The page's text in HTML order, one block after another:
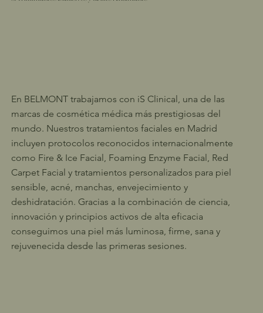
En BELMONT trabajamos con iS Clinical, una de las
marcas de cosmética médica más prestigiosas del
mundo. Nuestros tratamientos faciales en Madrid
incluyen protocolos reconocidos internacionalmente
como Fire & Ice Facial, Foaming Enzyme Facial, Red
Carpet Facial y tratamientos personalizados para piel
sensible, acné, manchas, envejecimiento y
deshidratación. Gracias a la combinación de ciencia,
innovación y principios activos de alta eficacia
conseguimos una piel más luminosa, firme, sana y
rejuvenecida desde las primeras sesiones.